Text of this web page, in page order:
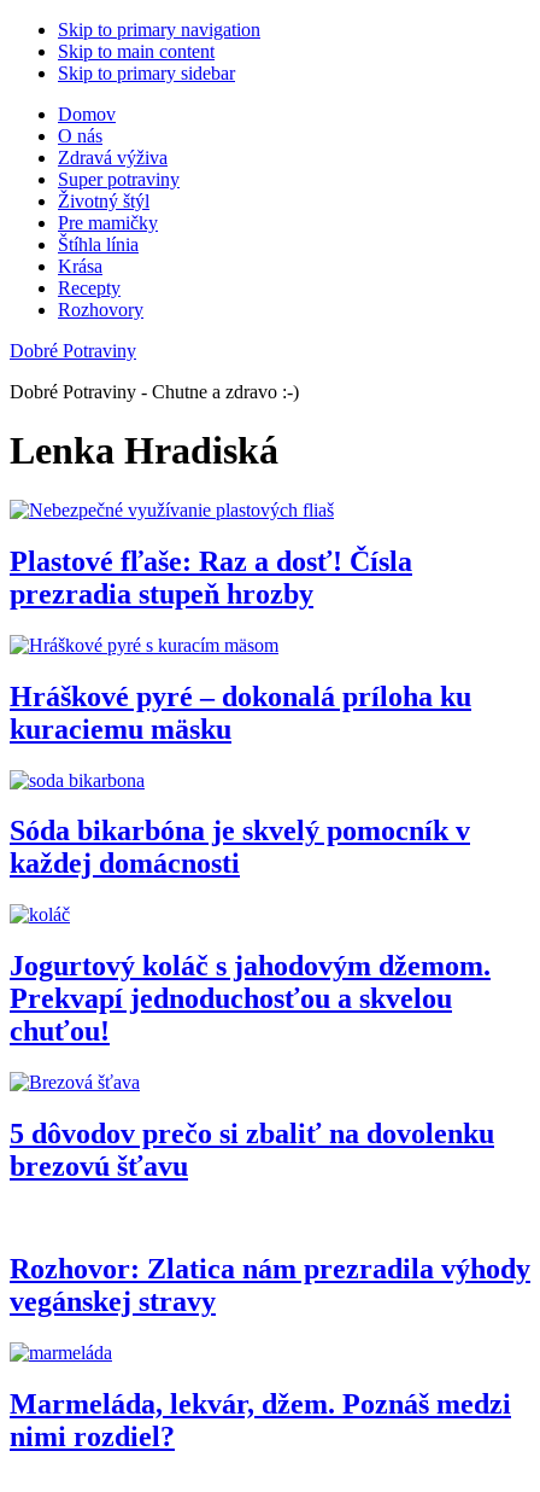
Skip to primary navigation
Skip to main content
Skip to primary sidebar
Domov
O nás
Zdravá výživa
Super potraviny
Životný štýl
Pre mamičky
Štíhla línia
Krása
Recepty
Rozhovory
Dobré Potraviny
Dobré Potraviny - Chutne a zdravo :-)
Lenka Hradiská
Plastové fľaše: Raz a dosť! Čísla
prezradia stupeň hrozby
Hráškové pyré – dokonalá príloha ku
kuraciemu mäsku
Sóda bikarbóna je skvelý pomocník v
každej domácnosti
Jogurtový koláč s jahodovým džemom.
Prekvapí jednoduchosťou a skvelou
chuťou!
5 dôvodov prečo si zbaliť na dovolenku
brezovú šťavu
Rozhovor: Zlatica nám prezradila výhody
vegánskej stravy
Marmeláda, lekvár, džem. Poznáš medzi
nimi rozdiel?